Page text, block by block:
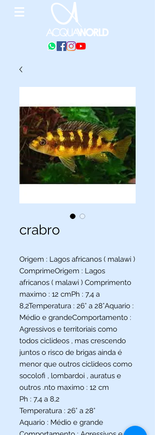
crabro
Origem : Lagos africanos ( malawi )
ComprimeOrigem : Lagos
africanos ( malawi ) Comprimento
maximo : 12 cmPh : 7,4 a
8,2Temperatura : 26° a 28°Aquario :
Médio e grandeComportamento :
Agressivos e territoriais como
todos ciclideos , mas crescendo
juntos o risco de brigas ainda é
menor que outros ciclideos como
socolofi , lombardoi , auratus e
outros .nto maximo : 12 cm
Ph : 7,4 a 8,2
Temperatura : 26° a 28°
Aquario : Médio e grande